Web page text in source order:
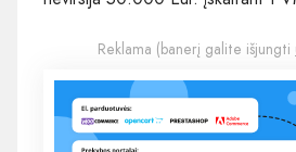
Reklama (banerį galite išjungti